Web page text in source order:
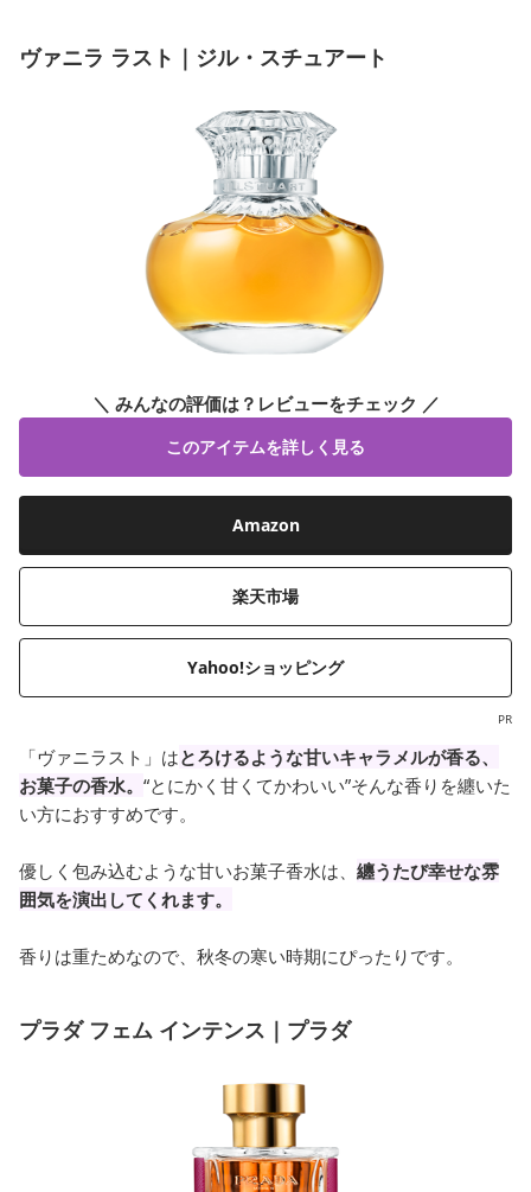
ヴァニラ ラスト｜ジル・スチュアート
＼ みんなの評価は？レビューをチェック ／
このアイテムを詳しく見る
Amazon
楽天市場
Yahoo!ショッピング
PR
「ヴァニラスト」はとろけるような甘いキャラメルが香る、
お菓子の香水。 “とにかく甘くてかわいい”そんな香りを纏いた
い方におすすめです。
優しく包み込むような甘いお菓子香水は、 纏うたび幸せな雰
囲気を演出してくれます。
香りは重ためなので、秋冬の寒い時期にぴったりです。
プラダ フェム インテンス｜プラダ